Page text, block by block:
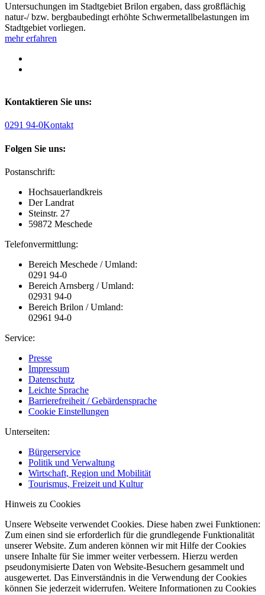
Untersuchungen im Stadtgebiet Brilon ergaben, dass großflächig
natur-/ bzw. bergbaubedingt erhöhte Schwermetallbelastungen im
Stadtgebiet vorliegen.
mehr erfahren
Kontaktieren Sie uns:
0291 94-0Kontakt
Folgen Sie uns:
Postanschrift:
Hochsauerlandkreis
Der Landrat
Steinstr. 27
59872 Meschede
Telefonvermittlung:
Bereich Meschede / Umland:
0291 94-0
Bereich Arnsberg / Umland:
02931 94-0
Bereich Brilon / Umland:
02961 94-0
Service:
Presse
Impressum
Datenschutz
Leichte Sprache
Barrierefreiheit / Gebärdensprache
Cookie Einstellungen
Unterseiten:
Bürgerservice
Politik und Verwaltung
Wirtschaft, Region und Mobilität
Tourismus, Freizeit und Kultur
Hinweis zu Cookies
Unsere Webseite verwendet Cookies. Diese haben zwei Funktionen:
Zum einen sind sie erforderlich für die grundlegende Funktionalität
unserer Website. Zum anderen können wir mit Hilfe der Cookies
unsere Inhalte für Sie immer weiter verbessern. Hierzu werden
pseudonymisierte Daten von Website-Besuchern gesammelt und
ausgewertet. Das Einverständnis in die Verwendung der Cookies
können Sie jederzeit widerrufen. Weitere Informationen zu Cookies